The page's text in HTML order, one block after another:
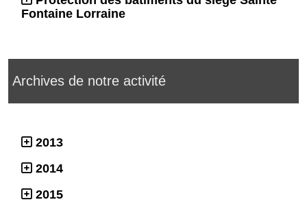
Fontaine Lorraine
Archives de notre activité
2013
2014
2015